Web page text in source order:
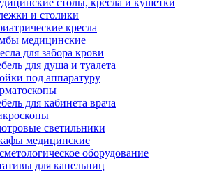
столы, кресла и кушетки
и столики
кресла
медицинские
для забора крови
для душа и туалета
под аппаратуру
для кабинета врача
светильники
медицинские
оборудование
для капельниц